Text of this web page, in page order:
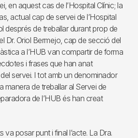
en aquest cas de l’Hospital Clínic; la
actual cap de servei de l’Hospital
després de treballar durant prop de
Dr. Oriol Bermejo, cap de secció del
a l’HUB van compartir de forma
i frases que han anat
servei. I tot amb un denominador
manera de treballar al Servei de
de l’HUB és han creat
va posar punt i final l’acte. La Dra.